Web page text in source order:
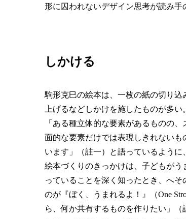
形に囚われないデザイン思考が読み手
しかける
駒形克巳の絵本は、一枚の紙の切り
上げるなどしかけを施したものが多
「ある種立体的な要素があるものの
面的な要素だけでは表現しきれない
います」（註一）と語っているように
絵本づくりのきっかけは、子どもが
っていることを深く知ったとき、へ
のが『ぼく、うまれるよ！』（One
ら、何か共有するものを作りたい」